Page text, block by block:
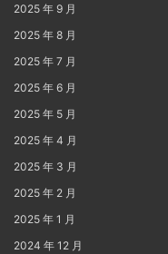
2025 年 9 月
2025 年 8 月
2025 年 7 月
2025 年 6 月
2025 年 5 月
2025 年 4 月
2025 年 3 月
2025 年 2 月
2025 年 1 月
2024 年 12 月